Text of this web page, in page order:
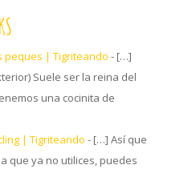
peques | Tigriteando - […]
Suele ser la reina del
una cocinita de
| Tigriteando - […] Así que
que ya no utilices, puedes